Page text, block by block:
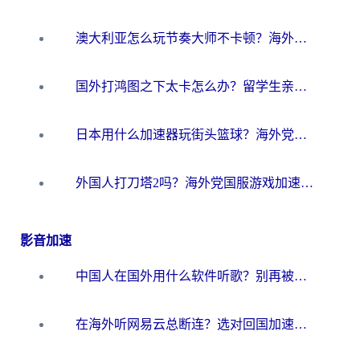
澳大利亚怎么玩节奏大师不卡顿？海外党国服游戏加速终极指南
国外打鸿图之下太卡怎么办？留学生亲测有效的国服游戏加速方案
日本用什么加速器玩街头篮球？海外党国服游戏不卡顿的终极攻略
外国人打刀塔2吗？海外党国服游戏加速避坑全攻略
影音加速
中国人在国外用什么软件听歌？别再被地域限制卡脖子，这篇教你轻松解锁国内音乐库
在海外听网易云总断连？选对回国加速器，告别地区限制和卡顿